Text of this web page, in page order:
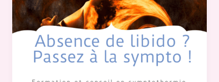
la
symptothermie
!